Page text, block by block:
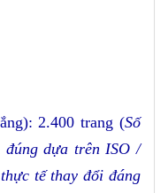
: 2.400 trang (Số
đúng dựa trên ISO /
ực tế thay đổi đáng